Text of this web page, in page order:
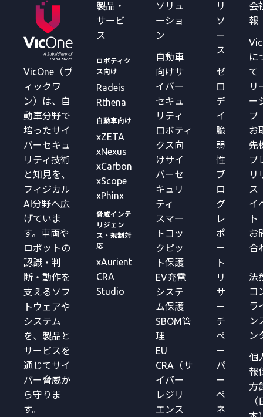
VicOne（ヴ
ィックワ
ン）は、自
動車分野で
培ったサイ
バーセキュ
リティ技術
と知見を、
フィジカル
AI分野へ広
げていま
す。車両や
ロボットの
認識・判
断・動作を
支えるソフ
トウェアや
システム
を、製品と
サービスを
通じてサイ
バー脅威か
ら守りま
す。
製品・
サービ
ス
ロボティク
ス向け
Radeis
Rthena
自動車向け
xZETA
xNexus
xCarbon
xScope
xPhinx
脅威インテ
リジェン
ス・規制対
応
xAurient
CRA
Studio
ソリュ
ーショ
ン
自動車
向けサ
イバー
セキュ
リティ
ロボティ
クス向
けサイ
バーセ
キュリ
ティ
スマー
トコッ
クピッ
ト保護
EV充電
システ
ム保護
SBOM管
理
EU
CRA（サ
イバー
レジリ
エンス
リ
ソ
ー
ス
ゼ
ロ
デ
イ
脆
弱
性
ブ
ロ
グ
レ
ポ
ー
ト
リ
サ
ー
チ
ペ
ー
パ
ー
ペ
ネ
会
報
に
て
リ
ー
プ
お
先
プ
リ
ス
イ
ト
お
合
法
コ
ラ
ン
ン
個
報
方
（